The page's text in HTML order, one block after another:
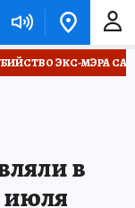
ЭКС-МЭРА
в
июля